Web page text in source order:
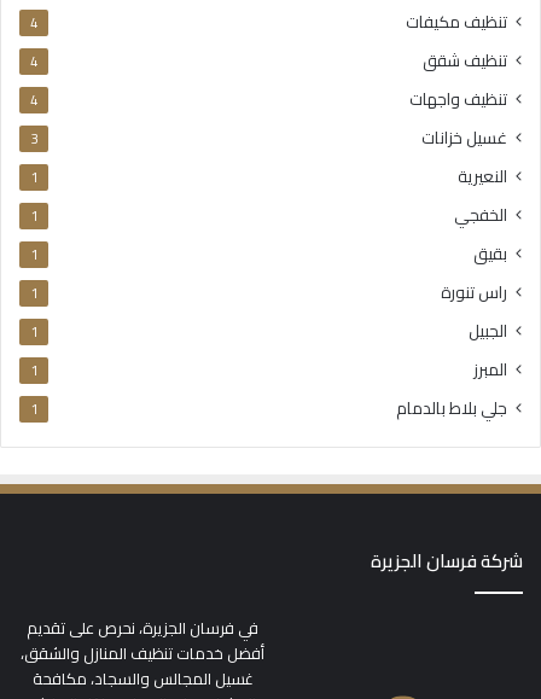
تنظيف مكيفات 4
تنظيف شقق 4
تنظيف واجهات 4
غسيل خزانات 3
النعيرية 1
الخفجي 1
بقيق 1
راس تنورة 1
الجبيل 1
المبرز 1
جلي بلاط بالدمام 1
شركة فرسان الجزيرة
في فرسان الجزيرة، نحرص على تقديم
أفضل خدمات تنظيف المنازل والشقق،
غسيل المجالس والسجاد، مكافحة